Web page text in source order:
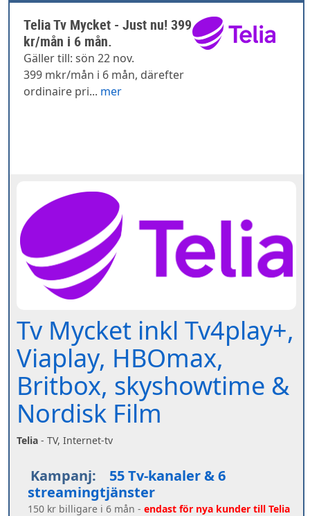
Telia Tv Mycket - Just nu! 399
kr/mån i 6 mån.
Gäller till: sön 22 nov.
399 mkr/mån i 6 mån, därefter
ordinaire pri... mer
Tv Mycket inkl Tv4play+,
Viaplay, HBOmax,
Britbox, skyshowtime &
Nordisk Film
Telia - TV, Internet-tv
Kampanj:
55 Tv-kanaler & 6
streamingtjänster
150 kr billigare i 6 mån - endast för nya kunder till Telia